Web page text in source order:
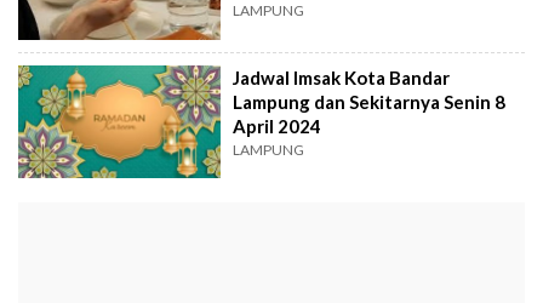
LAMPUNG
Jadwal Imsak Kota Bandar
Lampung dan Sekitarnya Senin 8
April 2024
LAMPUNG